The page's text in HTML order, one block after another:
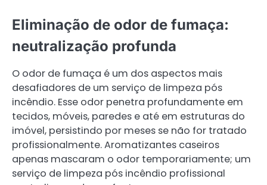
Eliminação de odor de fumaça:
neutralização profunda
O odor de fumaça é um dos aspectos mais
desafiadores de um serviço de limpeza pós
incêndio. Esse odor penetra profundamente em
tecidos, móveis, paredes e até em estruturas do
imóvel, persistindo por meses se não for tratado
profissionalmente. Aromatizantes caseiros
apenas mascaram o odor temporariamente; um
serviço de limpeza pós incêndio profissional